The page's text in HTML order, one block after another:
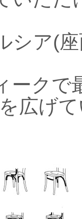
シア(
ークで
広げ